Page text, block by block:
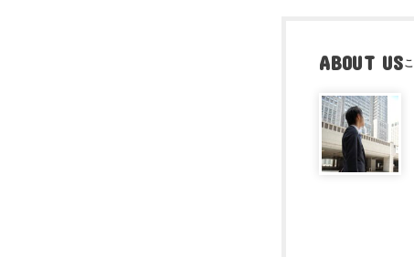
ABOUT US